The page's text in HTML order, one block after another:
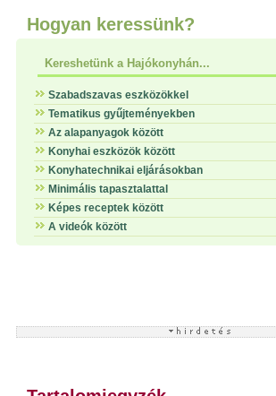
Hogyan keressünk?
Kereshetünk a Hajókonyhán...
Szabadszavas eszközökkel
Tematikus gyűjteményekben
Az alapanyagok között
Konyhai eszközök között
Konyhatechnikai eljárásokban
Minimális tapasztalattal
Képes receptek között
A videók között